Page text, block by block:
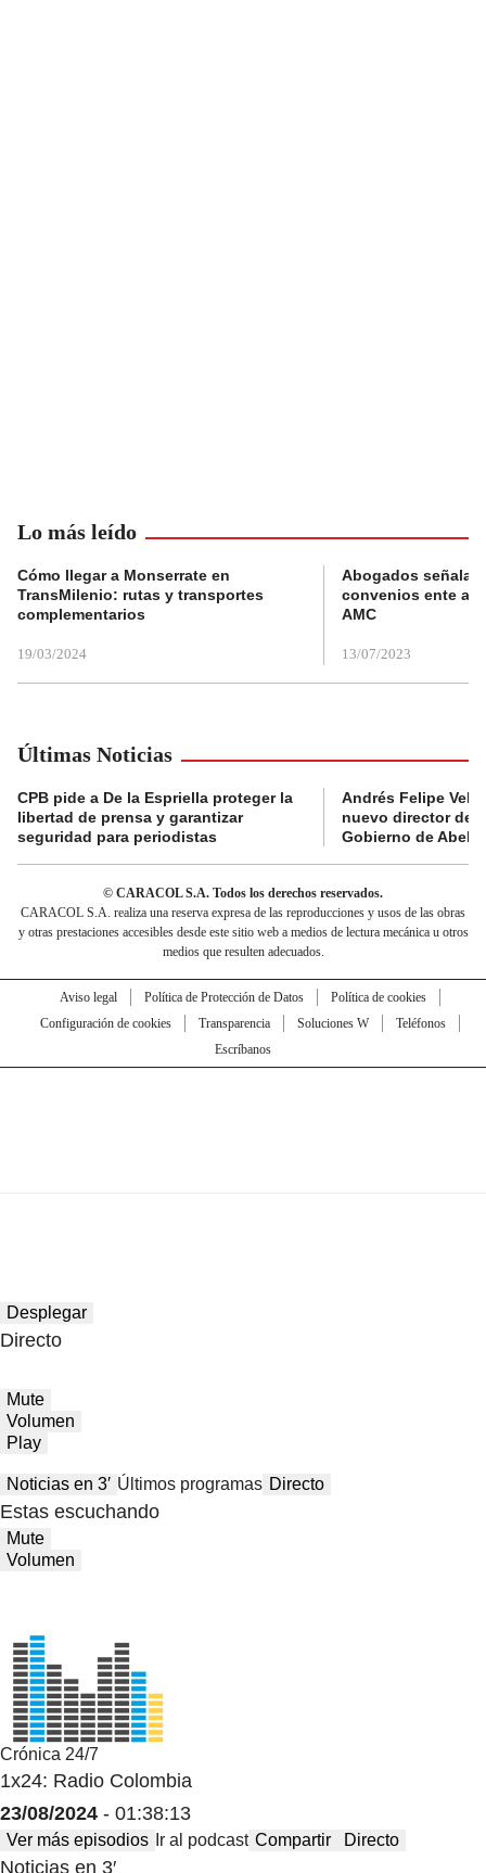
Lo más leído
Cómo llegar a Monserrate en
TransMilenio: rutas y transportes
complementarios
19/03/2024
Abogados
convenios ente
AMC
13/07/2023
Últimas Noticias
CPB pide a De la Espriella proteger la
libertad de prensa y garantizar
seguridad para periodistas
Andrés Felipe
nuevo director de
Gobierno de
© CARACOL S.A. Todos los derechos reservados.
CARACOL S.A. realiza una reserva expresa de las reproducciones y usos de las obras
y otras prestaciones accesibles desde este sitio web a medios de lectura mecánica u otros
medios que resulten adecuados.
Aviso legal Política de Protección de Datos
Política de cookies
Configuración de cookies
Transparencia Soluciones W
Teléfonos
Escríbanos
Desplegar
Directo
Mute
Volumen
Play
Noticias en 3′ Últimos programas Directo
Estas escuchando
Mute
Volumen
Crónica 24/7
1x24: Radio Colombia
23/08/2024 - 01:38:13
Ver más episodios Ir al podcast Compartir Directo
Noticias en 3′